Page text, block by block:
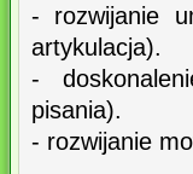
- rozwijanie
artykulacja).
-
pisania).
- rozwijanie